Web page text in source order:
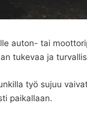
auton- tai
tukevaa ja
työ sujuu
paikallaan.